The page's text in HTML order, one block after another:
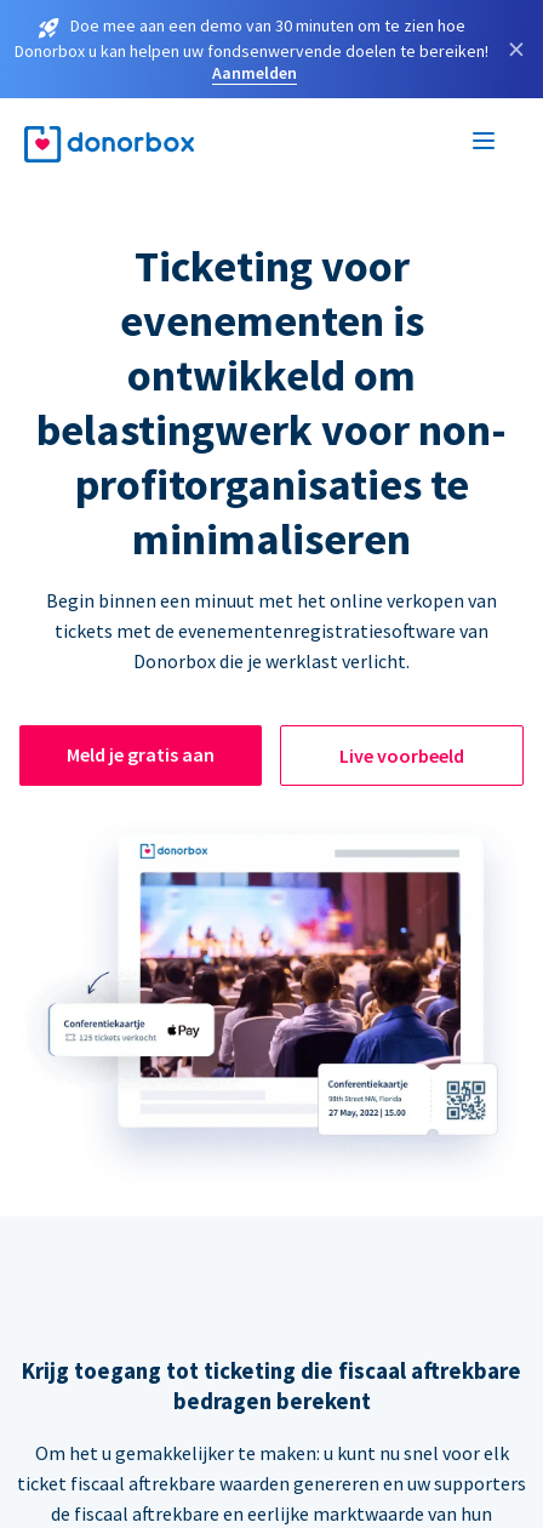
Doe mee aan een demo van 30 minuten om te zien hoe
Donorbox u kan helpen uw fondsenwervende doelen te bereiken!
Aanmelden
×
Ticketing voor
evenementen is
ontwikkeld om
belastingwerk voor non-
profitorganisaties te
minimaliseren
Begin binnen een minuut met het online verkopen van
tickets met de evenementenregistratiesoftware van
Donorbox die je werklast verlicht.
Meld je gratis aan Live voorbeeld
Krijg toegang tot ticketing die fiscaal aftrekbare
bedragen berekent
Om het u gemakkelijker te maken: u kunt nu snel voor elk
ticket fiscaal aftrekbare waarden genereren en uw supporters
de fiscaal aftrekbare en eerlijke marktwaarde van hun